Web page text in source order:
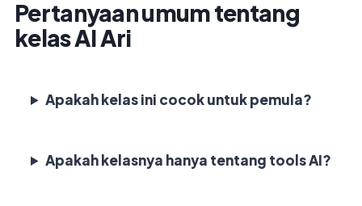
Pertanyaan umum tentang
kelas AI Ari
Apakah kelas ini cocok untuk pemula?
Apakah kelasnya hanya tentang tools AI?